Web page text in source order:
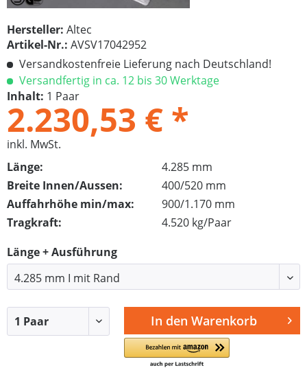
Hersteller: Altec
Artikel-Nr.: AVSV17042952
Versandkostenfreie Lieferung nach Deutschland!
Versandfertig in ca. 12 bis 30 Werktage
Inhalt: 1 Paar
2.230,53 € *
inkl. MwSt.
Länge:
4.285 mm
Breite Innen/Aussen:
400/520 mm
Auffahrhöhe min/max:
900/1.170 mm
Tragkraft:
4.520 kg/Paar
Länge + Ausführung
In den Warenkorb